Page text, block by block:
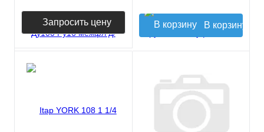
Запросить цену В корзину